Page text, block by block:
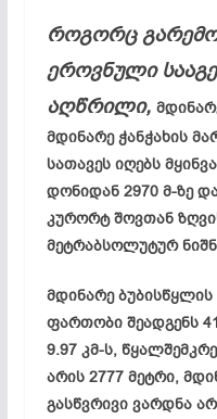
როგორც
ეროვნული
აღწრილი,
მდინარე ჭანჭახის
სათავეს იღებს
დონიდან 2970 მ-ზე
კურორტ შოვთან
მეტრაბსოლუტურ
მდინარე ბუბისწყლის
ფართობი შეადგენს
9.97 კმ-ს,
არის 2777 მეტრი,
გასწვრივი ვარდნა